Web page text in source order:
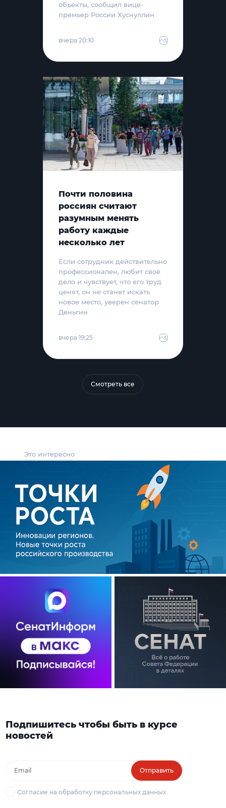
Это интересно
объекты, сообщил вице-
премьер России Хуснуллин
вчера 20:10
Почти половина
россиян считают
разумным менять
работу каждые
несколько лет
Если сотрудник действительно
профессионален, любит своё
дело и чувствует, что его труд
ценят, он не станет искать
новое место, уверен сенатор
Деньгин
вчера 19:25
Смотреть все
Подпишитесь чтобы быть в курсе
новостей
Отправить
Согласие на обработку персональных данных